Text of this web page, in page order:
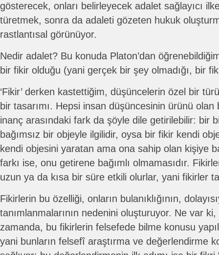
gösterecek, onları belirleyecek adalet sağlayıcı
türetmek, sonra da adaleti gözeten hukuk
rastlantısal görünüyor.
Nedir adalet? Bu konuda Platon’dan
bir fikir olduğu (yani gerçek bir şey olmadığı, bir
‘Fikir’ derken kastettiğim, düşüncelerin özel bir
bir tasarımı. Hepsi insan düşüncesinin ürünü
inanç arasındaki fark da şöyle dile getirilebilir: bir
bağımsız bir objeyle ilgilidir, oysa bir fikir kendi
kendi objesini yaratan ama ona sahip olan kişiye
farkı ise, onu getirene bağımlı olmamasıdır.
uzun ya da kısa bir süre etkili olurlar, yani fikirler
Fikirlerin bu özelliği, onların bulanıklığının,
tanımlanmalarının nedenini oluşturuyor. Ne var
zamanda, bu fikirlerin felsefede bilme konusu
yani bunların felsefî araştırma ve değerlendirme